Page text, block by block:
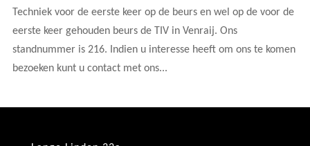
Techniek voor de eerste keer op de beurs en wel op de voor de
eerste keer gehouden beurs de TIV in Venraij. Ons
standnummer is 216. Indien u interesse heeft om ons te komen
bezoeken kunt u contact met ons...